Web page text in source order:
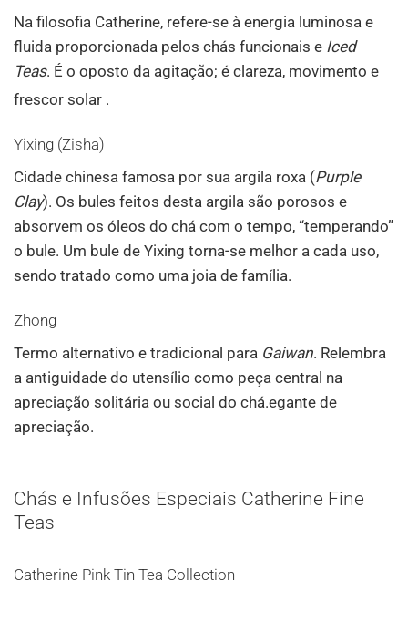
Na filosofia Catherine, refere-se à energia luminosa e
fluida proporcionada pelos chás funcionais e Iced
Teas. É o oposto da agitação; é clareza, movimento e
frescor solar .
Yixing (Zisha)
Cidade chinesa famosa por sua argila roxa (Purple
Clay). Os bules feitos desta argila são porosos e
absorvem os óleos do chá com o tempo, “temperando”
o bule. Um bule de Yixing torna-se melhor a cada uso,
sendo tratado como uma joia de família.
Zhong
Termo alternativo e tradicional para Gaiwan. Relembra
a antiguidade do utensílio como peça central na
apreciação solitária ou social do chá.egante de
apreciação.
Chás e Infusões Especiais Catherine Fine
Teas
Catherine Pink Tin Tea Collection